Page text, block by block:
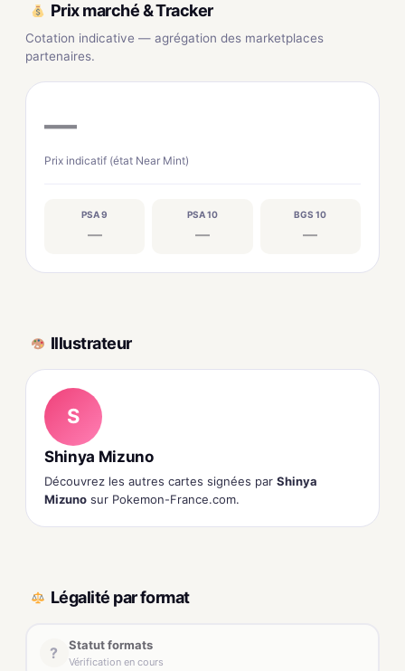
Prix marché & Tracker
Cotation indicative — agrégation des marketplaces
partenaires.
—
Prix indicatif (état Near Mint)
PSA 9
—
PSA 10
—
BGS 10
—
Illustrateur
S
Shinya Mizuno
Découvrez les autres cartes signées par Shinya
Mizuno sur Pokemon-France.com.
Légalité par format
? Statut formats
Vérification en cours